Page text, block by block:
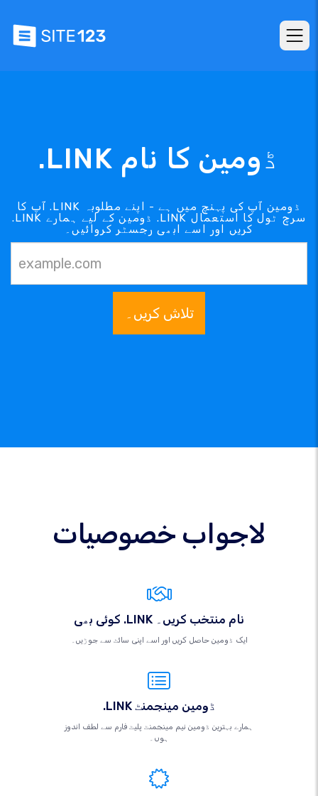
.LINK ڈومین کا نام
آپ کا .LINK ڈومین آپ کی پہنچ میں ہے - اپنے مطلوبہ
.LINK ڈومین کے لیے ہمارے .LINK سرچ ٹول کا استعمال
کریں اور اسے ابھی رجسٹر کروائیں۔
تلاش کریں۔
لاجواب خصوصیات
کوئی بھی .LINK نام منتخب کریں۔
ایک ڈومین حاصل کریں اور اسے اپنی سائٹ سے جوڑیں۔
.LINK ڈومین مینجمنٹ
ہمارے بہترین ڈومین نیم مینجمنٹ پلیٹ فارم سے لطف اندوز
ہوں۔